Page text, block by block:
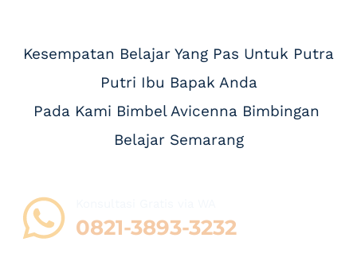
Putri Ibu Bapak Anda
Pada Kami Bimbel Avicenna Bimbingan
Belajar Semarang
0821-3893-3232